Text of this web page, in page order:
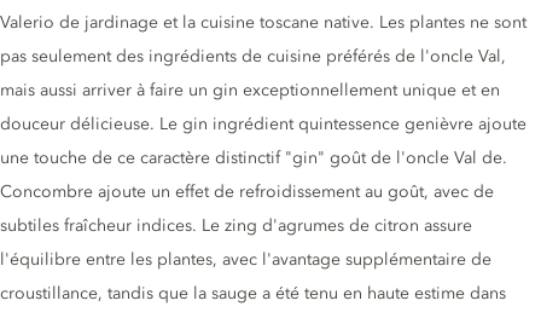
Valerio de jardinage et la cuisine toscane native. Les plantes ne sont
pas seulement des ingrédients de cuisine préférés de l'oncle Val,
mais aussi arriver à faire un gin exceptionnellement unique et en
douceur délicieuse. Le gin ingrédient quintessence genièvre ajoute
une touche de ce caractère distinctif "gin" goût de l'oncle Val de.
Concombre ajoute un effet de refroidissement au goût, avec de
subtiles fraîcheur indices. Le zing d'agrumes de citron assure
l'équilibre entre les plantes, avec l'avantage supplémentaire de
croustillance, tandis que la sauge a été tenu en haute estime dans